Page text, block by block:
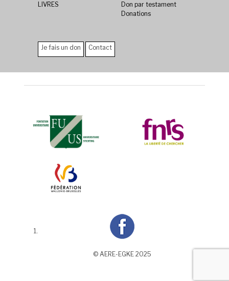
LIVRES
Don par testament
Donations
Je fais un don Contact
© AERE-EGKE 2025